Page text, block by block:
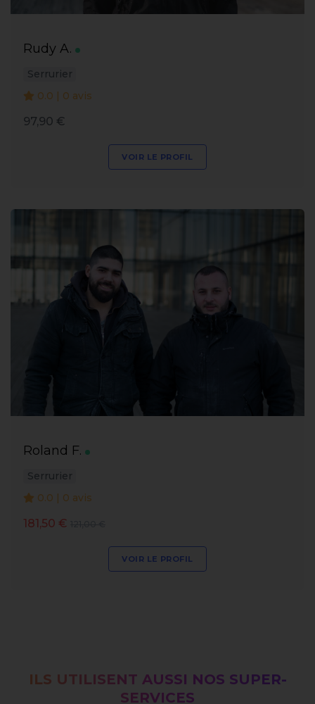
Rudy A.
Serrurier
0.0 | 0 avis
97,90 €
VOIR LE PROFIL
Roland F.
Serrurier
0.0 | 0 avis
181,50 €
VOIR LE PROFIL
ILS UTILISENT AUSSI NOS SUPER-
SERVICES